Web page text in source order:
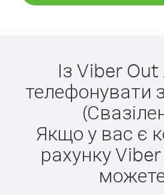
Із Viber Out
телефонувати
Якщо у вас є
рахунку